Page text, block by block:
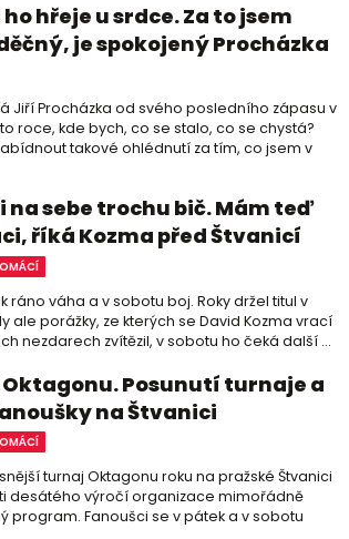
hřeje u srdce. Za to jsem
je spokojený Procházka
Jiří Procházka od svého posledního zápasu v
roce, kde bych, co se stalo, co se chystá?
takové ohlédnutí za tím, co jsem v
na sebe trochu bič. Mám teď
říká Kozma před Štvanicí
ráno váha a v sobotu boj. Roky držel titul v
ale porážky, ze kterých se David Kozma vrací
nezdarech zvítězil, v sobotu ho čeká další ...
Oktagonu. Posunutí turnaje a
na Štvanici
turnaj Oktagonu roku na pražské Štvanici
desátého výročí organizace mimořádně
program. Fanoušci se v pátek a v sobotu